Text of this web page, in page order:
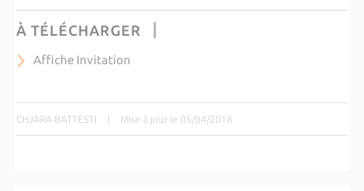
À TÉLÉCHARGER
Affiche Invitation
CHJARA BATTESTI | Mise à jour le 05/04/2018